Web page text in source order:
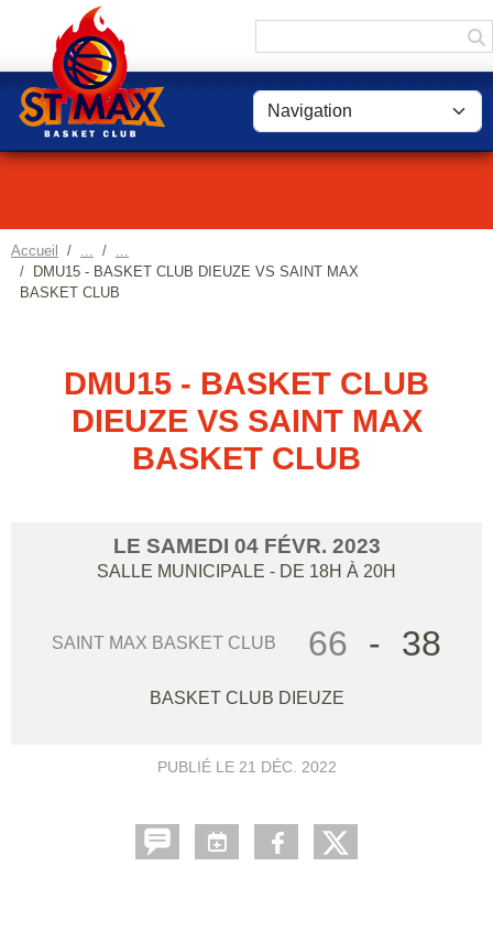
Accueil
DMU15 - BASKET CLUB DIEUZE VS SAINT MAX
BASKET CLUB
DMU15 - BASKET CLUB
DIEUZE VS SAINT MAX
BASKET CLUB
LE SAMEDI 04 FÉVR. 2023
SALLE MUNICIPALE - DE 18H À 20H
SAINT MAX BASKET CLUB 66 - 38
BASKET CLUB DIEUZE
PUBLIÉ LE 21 DÉC. 2022
Panneau de gestion des cookies